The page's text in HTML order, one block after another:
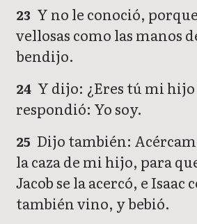
23 Y no le conoció,
vellosas como las manos
bendijo.
24 Y dijo: ¿Eres tú mi hijo
respondió: Yo soy.
25 Dijo también:
la caza de mi hijo, para
Jacob se la acercó, e
también vino, y bebió.